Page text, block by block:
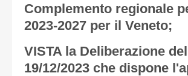
Complemento regionale
2023-2027 per il Veneto;
VISTA la Deliberazione
19/12/2023 che dispone